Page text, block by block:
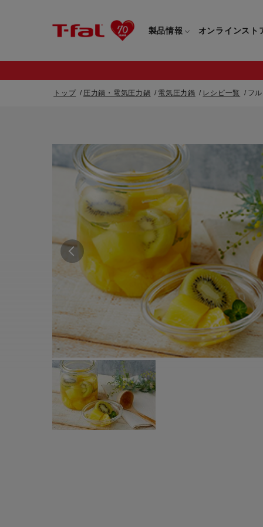
製品情報
すべてのフライ
取っ手つきフラ
取っ手のとれ
電気ケトル
すべての電気ケ
圧力鍋・電気
すべての圧力鍋
圧力鍋
オンラインスト
すべてのフライパン・鍋一覧
取っ手つきフライパン・鍋一覧
取っ手のとれるフライパン・鍋一覧
電気ケトル一覧
すべての電気ケトル一覧
圧力鍋・電気圧力鍋一覧
すべての圧力鍋・電気圧力鍋一覧
圧力鍋一覧
電気圧力鍋一覧
重要なお知らせ
トップ 圧力鍋・電気圧力鍋 電気圧力鍋 レシピ一覧 フ